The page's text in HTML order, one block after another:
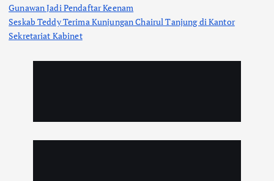
Gunawan Jadi Pendaftar Keenam
Seskab Teddy Terima Kunjungan Chairul Tanjung di Kantor
Sekretariat Kabinet